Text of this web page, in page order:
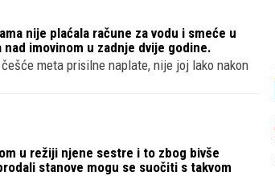
nije plaćala račune za vodu i smeće u
imovinom u zadnje dvije godine.
meta prisilne naplate, nije joj lako nakon
u režiji njene sestre i to zbog bivše
stanove mogu se suočiti s takvom